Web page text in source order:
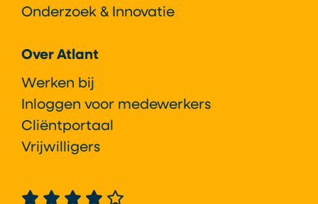
Onderzoek & Innovatie
Over Atlant
Werken bij
Inloggen voor medewerkers
Cliëntportaal
Vrijwilligers